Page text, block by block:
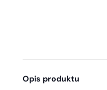
Opis produktu